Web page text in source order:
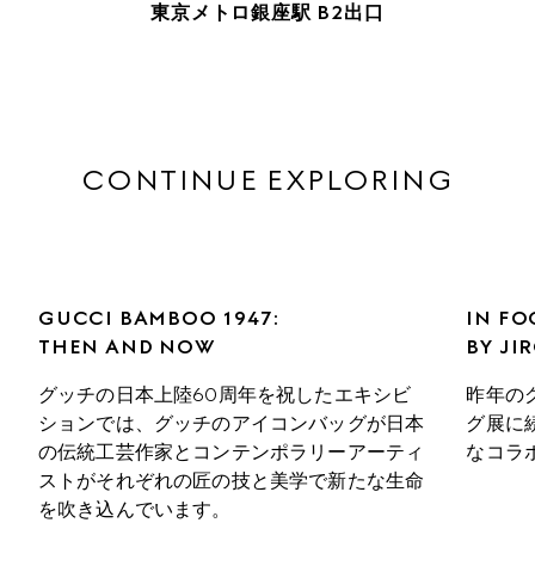
東京メトロ銀座駅 B2出口
CONTINUE EXPLORING
GUCCI BAMBOO 1947:
THEN AND NOW
グッチの日本上陸60周年を祝したエキシビ
ションでは、グッチのアイコンバッグが日本
の伝統工芸作家とコンテンポラリーアーティ
ストがそれぞれの匠の技と美学で新たな生命
を吹き込んでいます。
IN
BY
昨年の
グ展に
なコラ